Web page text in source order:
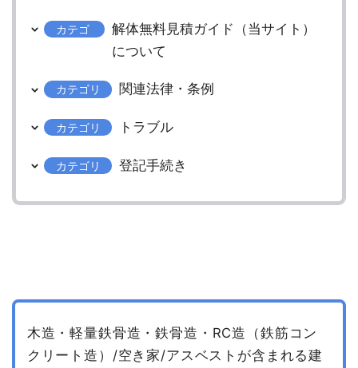
カテゴ
解体無料見積ガイド（当サイト）
について
カテゴリ 関連法律・条例
カテゴリ トラブル
カテゴリ 登記手続き
木造・軽量鉄骨造・鉄骨造・RC造（鉄筋コン
クリート造）/空き家/アスベストが含まれる建